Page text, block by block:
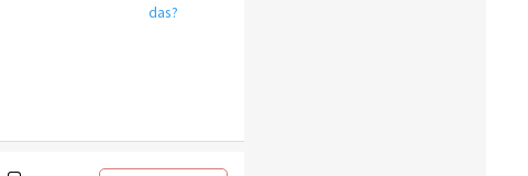
das?